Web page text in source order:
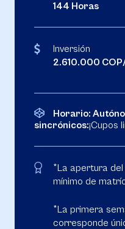
144 Horas
Inversión
2.610.000
Horario:
sincrónicos:¡Cupos
*La apertura
mínimo de
*La primera
corresponde